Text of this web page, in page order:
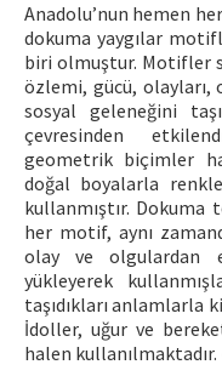
Anadolu’nun hemen
dokuma yaygılar
biri olmuştur. Motifler
özlemi, gücü, olayları,
sosyal geleneğini
çevresinden
geometrik biçimler
doğal boyalarla
kullanmıştır. Dokuma
her motif, aynı
olay ve olgulardan
yükleyerek
taşıdıkları anlamlarla
İdoller, uğur ve
halen kullanılmaktadır.